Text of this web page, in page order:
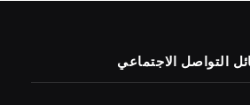
التواصل الاجتماعي